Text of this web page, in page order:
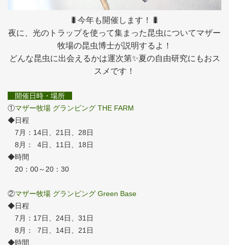
🐛今年も開催します！🐛
夜に、光のトラップを使って集まった昆虫についてマザー
牧場の昆虫博士が説明するよ！
どんな昆虫に出会えるかは運次第✨夏の自由研究にもおス
スメです！
開催日時・場所
①マザー牧場 グランピング THE FARM
◆日程
7月：14日、21日、28日
8月： 4日、11日、18日
◆時間
20：00～20：30
②マザー牧場 グランピング Green Base
◆日程
7月：17日、24日、31日
8月： 7日、14日、21日
◆時間